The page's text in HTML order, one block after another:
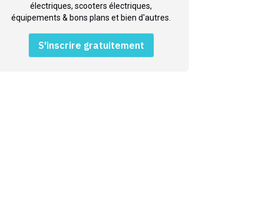
électriques, scooters électriques,
équipements & bons plans et bien d'autres.
S'inscrire gratuitement